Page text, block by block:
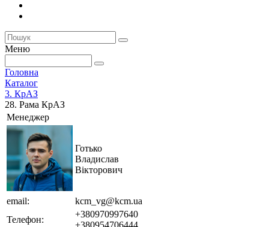
Меню
Головна
Каталог
3. КрАЗ
28. Рама КрАЗ
Менеджер
Готько
Владислав
Вікторович
email:
kcm_vg@kcm.ua
Телефон:
+380970997640
+380954706444